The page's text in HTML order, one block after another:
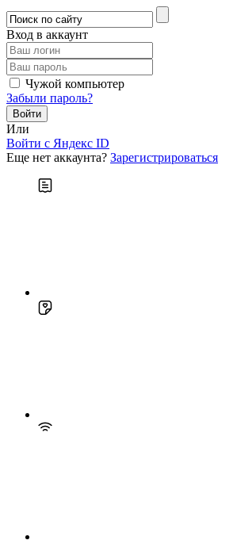
Вход в аккаунт
Чужой компьютер
Забыли пароль?
Или
Войти c Яндекс ID
Еще нет аккаунта? Зарегистрироваться